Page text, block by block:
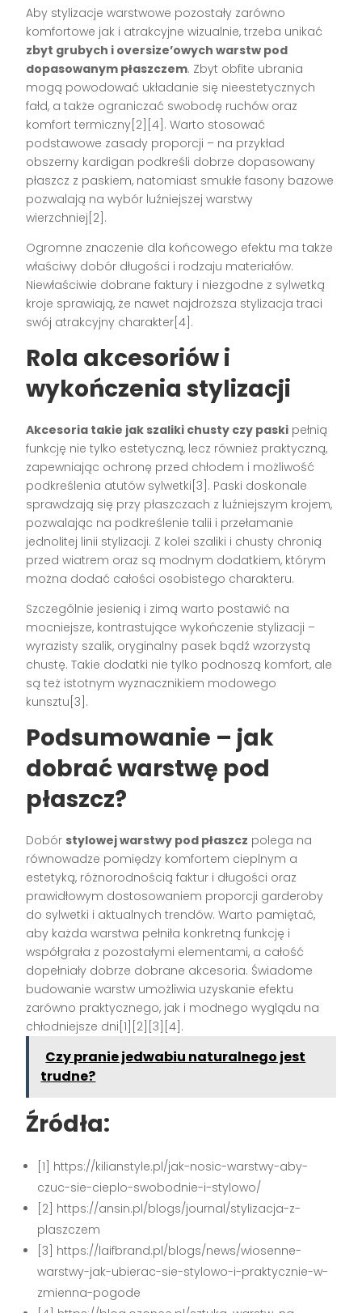
Aby stylizacje warstwowe pozostały zarówno
komfortowe jak i atrakcyjne wizualnie, trzeba unikać
zbyt grubych i oversize’owych warstw pod
dopasowanym płaszczem. Zbyt obfite ubrania
mogą powodować układanie się nieestetycznych
fałd, a także ograniczać swobodę ruchów oraz
komfort termiczny[2][4]. Warto stosować
podstawowe zasady proporcji – na przykład
obszerny kardigan podkreśli dobrze dopasowany
płaszcz z paskiem, natomiast smukłe fasony bazowe
pozwalają na wybór luźniejszej warstwy
wierzchniej[2].
Ogromne znaczenie dla końcowego efektu ma także
właściwy dobór długości i rodzaju materiałów.
Niewłaściwie dobrane faktury i niezgodne z sylwetką
kroje sprawiają, że nawet najdroższa stylizacja traci
swój atrakcyjny charakter[4].
Rola akcesoriów i
wykończenia stylizacji
Akcesoria takie jak szaliki chusty czy paski pełnią
funkcję nie tylko estetyczną, lecz również praktyczną,
zapewniając ochronę przed chłodem i możliwość
podkreślenia atutów sylwetki[3]. Paski doskonale
sprawdzają się przy płaszczach z luźniejszym krojem,
pozwalając na podkreślenie talii i przełamanie
jednolitej linii stylizacji. Z kolei szaliki i chusty chronią
przed wiatrem oraz są modnym dodatkiem, którym
można dodać całości osobistego charakteru.
Szczególnie jesienią i zimą warto postawić na
mocniejsze, kontrastujące wykończenie stylizacji –
wyrazisty szalik, oryginalny pasek bądź wzorzystą
chustę. Takie dodatki nie tylko podnoszą komfort, ale
są też istotnym wyznacznikiem modowego
kunsztu[3].
Podsumowanie – jak
dobrać warstwę pod
płaszcz?
Dobór stylowej warstwy pod płaszcz polega na
równowadze pomiędzy komfortem cieplnym a
estetyką, różnorodnością faktur i długości oraz
prawidłowym dostosowaniem proporcji garderoby
do sylwetki i aktualnych trendów. Warto pamiętać,
aby każda warstwa pełniła konkretną funkcję i
współgrała z pozostałymi elementami, a całość
dopełniały dobrze dobrane akcesoria. Świadome
budowanie warstw umożliwia uzyskanie efektu
zarówno praktycznego, jak i modnego wyglądu na
chłodniejsze dni[1][2][3][4].
Czy pranie jedwabiu naturalnego jest
trudne?
Źródła:
[1] https://kilianstyle.pl/jak-nosic-warstwy-aby-
czuc-sie-cieplo-swobodnie-i-stylowo/
[2] https://ansin.pl/blogs/journal/stylizacja-z-
plaszczem
[3] https://laifbrand.pl/blogs/news/wiosenne-
warstwy-jak-ubierac-sie-stylowo-i-praktycznie-w-
zmienna-pogode